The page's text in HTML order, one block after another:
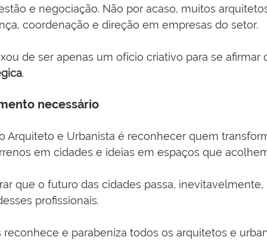
e negociação. Não por acaso, muitos
coordenação e direção em empresas do setor.
de ser apenas um ofício criativo para se afirmar
.
necessário
Arquiteto e Urbanista é reconhecer quem
em cidades e ideias em espaços que
que o futuro das cidades passa, inevitavelmente,
profissionais.
reconhece e parabeniza todos os arquitetos e